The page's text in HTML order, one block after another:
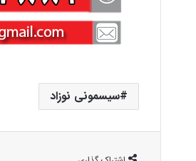
سیسمونی نوزاد